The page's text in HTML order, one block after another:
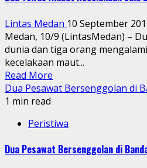
Lintas Medan 10 September
Medan, 10/9 (LintasMedan) –
dunia dan tiga orang
kecelakaan maut...
Read More
Dua Pesawat Bersenggolan di
1 min read
Peristiwa
Dua Pesawat Bersenggolan di